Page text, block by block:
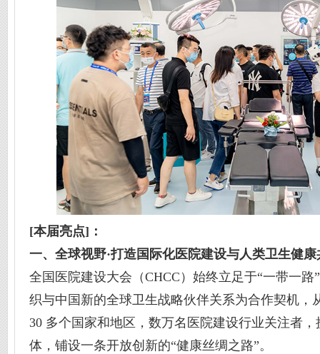
[本届亮点]：
一、 全球视野·打造国际化医院建设与人类卫生健康
全国医院建设大会（CHCC）始终立足于“一带一
织与中国新的全球卫生战略伙伴关系为合作契机，
30 多个国家和地区，数万名医院建设行业关注者
体，铺设一条开放创新的“健康丝绸之路”。